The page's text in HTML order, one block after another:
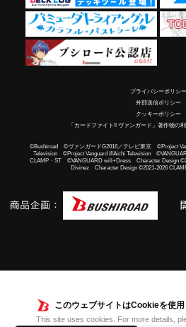
このウェブサイトはCookieを使
This site uses cookies. For more details,
プライバシーポリシー
外部送信ポリシー
クッキーポリシー
「カードファイト!! ヴァンガード」著作物の
©Bushiroad ©ヴァンガードG2016／テレビ東京 ©Project
Television ©Project Vanguard if/Aichi Television
CLAMP・ST ©VANGUARD will+Dress Character Design
Divinez Character Design ©2021-2026